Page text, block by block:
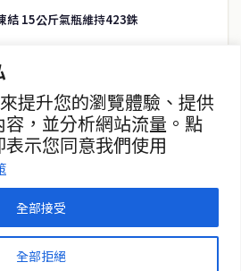
提升您的瀏覽體驗、提供
，並分析網站流量。點
示您同意我們使用
全部拒絕
全部接受
結 15公斤氣瓶維持423銖
壇2026 目標120億美元
券超額認購8.2倍
房地產
新聞 TCN — All Rights Reserved